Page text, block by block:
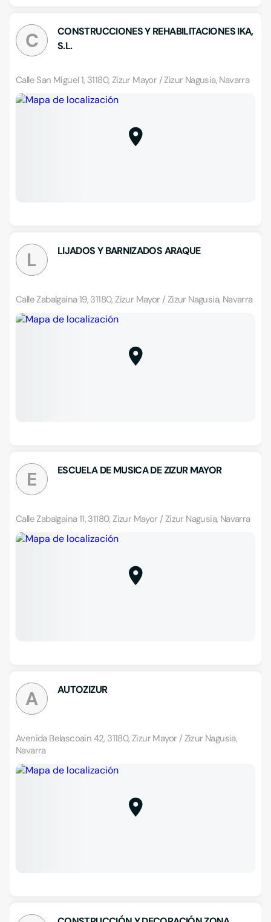
C
CONSTRUCCIONES Y REHABILITACIONES IKA,
S.L.
Calle San Miguel 1, 31180, Zizur Mayor / Zizur Nagusia, Navarra
L LIJADOS Y BARNIZADOS ARAQUE
Calle Zabalgaina 19, 31180, Zizur Mayor / Zizur Nagusia, Navarra
E ESCUELA DE MUSICA DE ZIZUR MAYOR
Calle Zabalgaina 11, 31180, Zizur Mayor / Zizur Nagusia, Navarra
A AUTOZIZUR
Avenida Belascoain 42, 31180, Zizur Mayor / Zizur Nagusia,
Navarra